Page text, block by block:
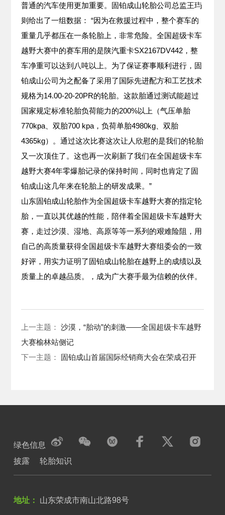
普通的汽车使用更加重要。固铂成山轮胎公司总监王玙
则给出了一组数据： “因为在救援过程中，整个赛车的
重量几乎都压在一条轮胎上，非常危险。全国超级卡车
越野大赛中的赛车用的是陕汽重卡SX2167DV442，整
车净重可以达到八吨以上。为了保证赛事顺利进行，固
铂成山公司为之配备了采用了国际先进配方和工艺技术
规格为14.00-20-20PR的轮胎。这款胎通过测试能超过
国家规定标准轮胎负荷能力的200%以上（气压单胎
770kpa、双胎700 kpa，负荷单胎4980kg、双胎
4365kg）。通过这次比赛这次让人欣慰的是我们的轮胎
又一次顶住了。这也再一次刷新了我们在全国超级卡车
越野大赛4年零爆胎记录的保持时间，同时也肯定了固
铂成山这几年来在轮胎上的研发成果。”
山东固铂成山轮胎作为全国超级卡车越野大赛的指定轮
胎，一直以其优越的性能，陪伴着全国超级卡车越野大
赛，走过沙漠、湿地、高原等等一系列的艰难险阻，用
自己的高质量获得全国超级卡车越野大赛组委会的一致
好评，用实力证明了固铂成山轮胎在越野上的成绩以及
质量上的卓越品质。，成为广大赛手最为信赖的伙伴。
上一主题：沙漠，“胎动”的刺激——全国超级卡车越野
大赛榆林站侧记
下一主题： 固铂成山首届国际经销商大会在荣成召开
绿色信息
披露
轮胎知识
地址： 山东荣成市南山北路98号